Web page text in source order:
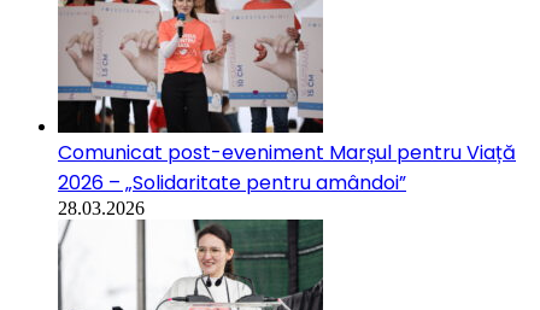
Comunicat post-eveniment Marșul pentru Viață
2026 – „Solidaritate pentru amândoi”
28.03.2026